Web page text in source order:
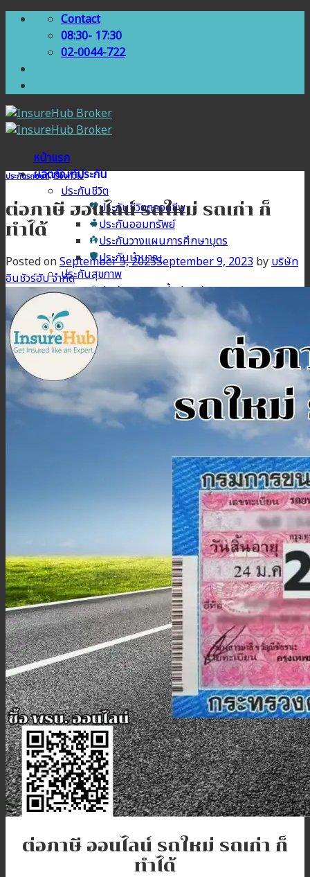
Skip
Contact
08:30- 17:30
02-0044-722
หน้าแรก
ผลิตภัณฑ์ประกัน
ประกันชีวิต
ประกันชีวิตตลอดชีพ
ประกันออมทรัพย์
ประกันวางแผนการศึกษาบุตร
ประกันบำนาญ
ประกันสุขภาพ
ประกันสุขภาพเบี้ยประหยัด
ประกันสุขภาพเหมาจ่าย
ประกันสุขภาพเด็กเล็ก
ประกันวางแผนคลอดบุตร
ประกันมะเร็ง
ประกันเดินทาง
ประกันเดินทางต่างประเทศ
ประกันเดินทางในประเทศ
ประกันภัย
ประกันความเสี่ยงภัยทรัพย์สิน (IAR)
ประกันกลุ่มองค์กร
ประกันคีย์แมน
ค้นหาประกันสุขภาพ
โปรโมชั่น
บทความ
ติดต่อเรา
สมัครตัวแทน
เข้าสู่ระบบตัวแทน
ประกันรถยนต์,เรื่องทั่วไป
ต่อภาษี ออนไลน์ รถใหม่ รถเก่า ก็
ทำได้
Posted onSeptember 5, 2023September 9, 2023 byบริษัท
อินชัวร์ฮับ จำกัด
ต่อภาษี ออนไลน์ รถใหม่ รถเก่า ก็
ทำได้